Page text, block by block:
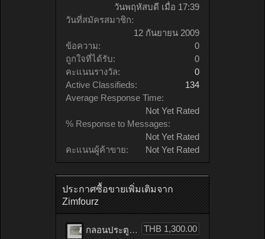
วันพฤหัสบดี เมื่อ 17:39
วันที่สมัครสมาชิก:
12 กันยายน 2009
ข้อความ:
0
ถูกใจที่ได้รับ:
0
คะแนนรางวัล:
0
Active Classifieds:
134
Average Response Time:
Not Yet Rated
% Response to Messages:
Not Yet Rated
คะแนนผู้ค้าขาย:
Not Yet Rated
ประกาศซื้อขายเพิ่มเติมจาก
Zimfourz
THB 1,300.00
กลอนประตูรถยนต์ HONDA accord เก่าญี่ปุ่น